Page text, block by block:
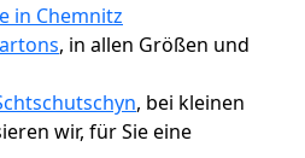
in Chemnitz
, in allen Größen und
, bei kleinen
wir, für Sie eine